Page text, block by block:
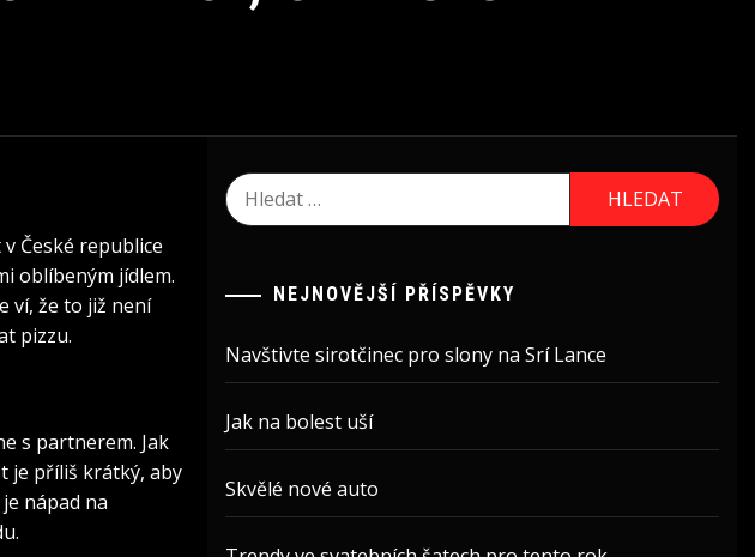
České republice
oblíbeným jídlem.
ví, že to již není
pizzu.
s partnerem. Jak
je příliš krátký, aby
nápad na
Vyhledávání
NEJNOVĚJŠÍ PŘÍSPĚVKY
Navštivte sirotčinec pro slony na Srí Lance
Jak na bolest uší
Skvělé nové auto